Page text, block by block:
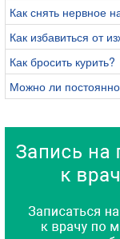
Как снять нервное
Как избавиться от
Как бросить курить?
Можно ли